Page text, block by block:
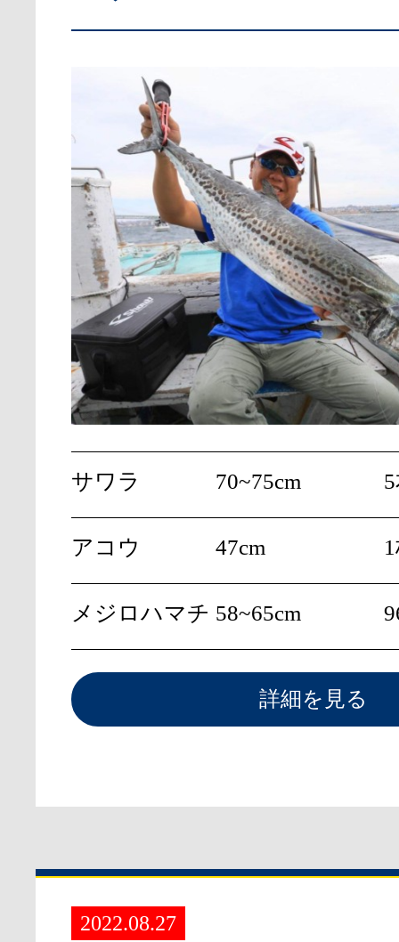
サワラ 70~75cm
アコウ 47cm
メジロハマチ 58~65cm
詳細を見る
2022.08.27